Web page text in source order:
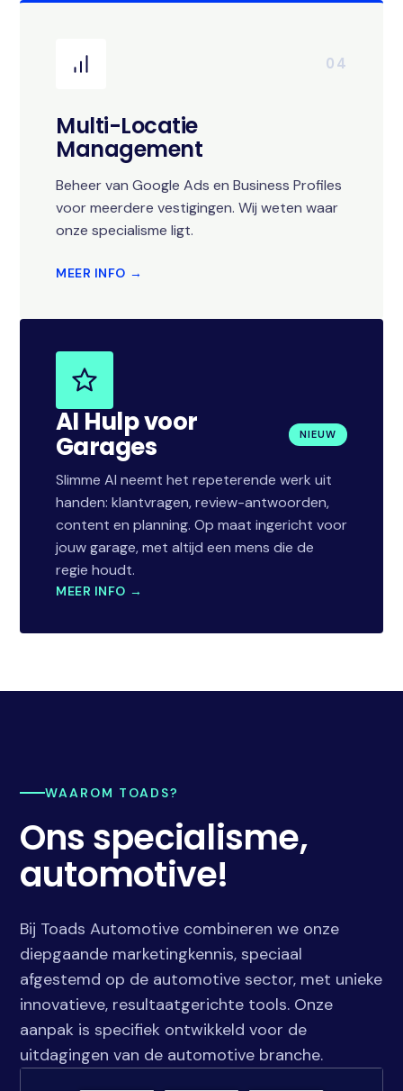
04
Multi-Locatie
Management
Beheer van Google Ads en Business Profiles
voor meerdere vestigingen. Wij weten waar
onze specialisme ligt.
MEER INFO →
AI Hulp voor
Garages NIEUW
Slimme AI neemt het repeterende werk uit
handen: klantvragen, review-antwoorden,
content en planning. Op maat ingericht voor
jouw garage, met altijd een mens die de
regie houdt.
MEER INFO →
WAAROM TOADS?
Ons specialisme,
automotive!
Bij Toads Automotive combineren we onze
diepgaande marketingkennis, speciaal
afgestemd op de automotive sector, met unieke
innovatieve, resultaatgerichte tools. Onze
aanpak is specifiek ontwikkeld voor de
uitdagingen van de automotive branche.